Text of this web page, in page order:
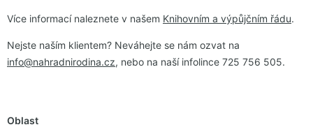
Více informací naleznete v našem Knihovním a výpůjčním řádu.
Nejste naším klientem? Neváhejte se nám ozvat na
info@nahradnirodina.cz, nebo na naší infolince 725 756 505.
Oblast